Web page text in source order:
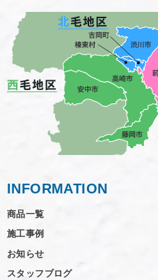
INFORMATION
商品一覧
施工事例
お知らせ
スタッフブログ